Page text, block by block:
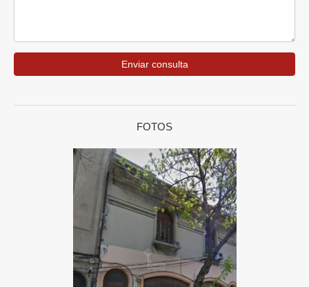
Enviar consulta
FOTOS